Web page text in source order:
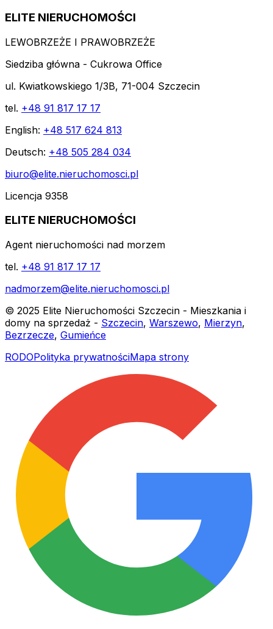
ELITE NIERUCHOMOŚCI
LEWOBRZEŻE I PRAWOBRZEŻE
Siedziba główna - Cukrowa Office
ul. Kwiatkowskiego 1/3B, 71-004 Szczecin
tel. +48 91 817 17 17
English: +48 517 624 813
Deutsch: +48 505 284 034
biuro@elite.nieruchomosci.pl
Licencja 9358
ELITE NIERUCHOMOŚCI
Agent nieruchomości nad morzem
tel. +48 91 817 17 17
nadmorzem@elite.nieruchomosci.pl
© 2025 Elite Nieruchomości Szczecin - Mieszkania i
domy na sprzedaż - Szczecin, Warszewo, Mierzyn,
Bezrzecze, Gumieńce
RODOPolityka prywatnościMapa strony